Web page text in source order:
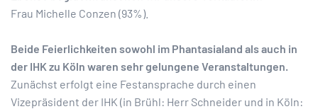
Frau Michelle Conzen (93%).
Beide Feierlichkeiten sowohl im Phantasialand als auch in
der IHK zu Köln waren sehr gelungene Veranstaltungen.
Zunächst erfolgt eine Festansprache durch einen
Vizepräsident der IHK (in Brühl: Herr Schneider und in Köln: